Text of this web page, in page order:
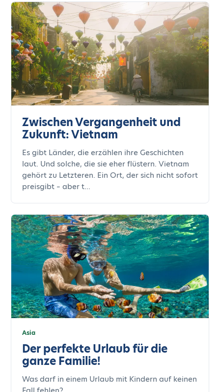
Zwischen Vergangenheit und
Zukunft: Vietnam
Es gibt Länder, die erzählen ihre Geschichten
laut. Und solche, die sie eher flüstern. Vietnam
gehört zu Letzteren. Ein Ort, der sich nicht sofort
preisgibt – aber t...
Asia
Der perfekte Urlaub für die
ganze Familie!
Was darf in einem Urlaub mit Kindern auf keinen